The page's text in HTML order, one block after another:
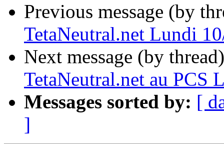
Previous message (by
TetaNeutral.net Lundi
Next message (by
TetaNeutral.net au PCS
Messages sorted by: [
]